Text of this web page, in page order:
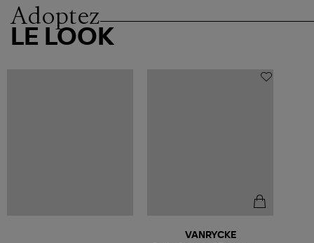
Adoptez
LE LOOK
VANRYCKE